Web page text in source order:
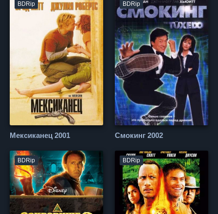
BDRip
Мексиканец 2001
BDRip
Смокинг 2002
BDRip BDRip